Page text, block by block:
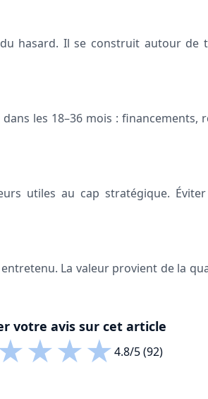
hasard. Il se construit autour de
les 18–36 mois : financements,
utiles au cap stratégique.
entretenu. La valeur provient de la
votre avis sur cet article
★★★4.8/5 (92)